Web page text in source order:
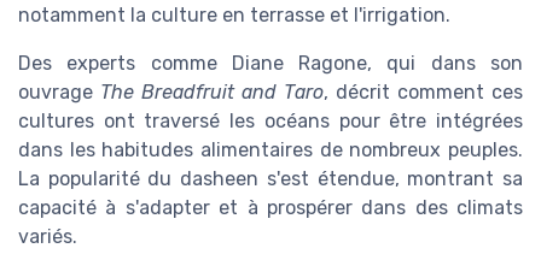
notamment la culture en terrasse et l'irrigation.
Des experts comme Diane Ragone, qui dans son
ouvrage The Breadfruit and Taro, décrit comment ces
cultures ont traversé les océans pour être intégrées
dans les habitudes alimentaires de nombreux peuples.
La popularité du dasheen s'est étendue, montrant sa
capacité à s'adapter et à prospérer dans des climats
variés.